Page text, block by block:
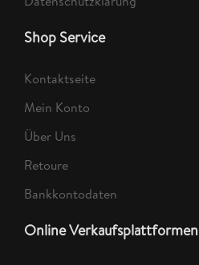
Shop Service
Kontaktseite
Mein Konto
Über Uns
Retoure
Bankkontodaten
Online Verkaufsplattformen